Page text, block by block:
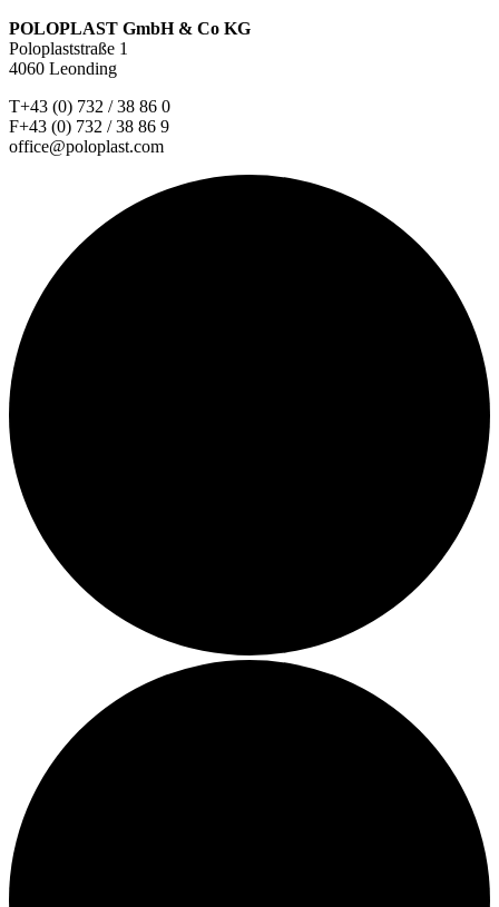
POLOPLAST GmbH & Co KG
Poloplaststraße 1
4060 Leonding
T+43 (0) 732 / 38 86 0
F+43 (0) 732 / 38 86 9
office@poloplast.com